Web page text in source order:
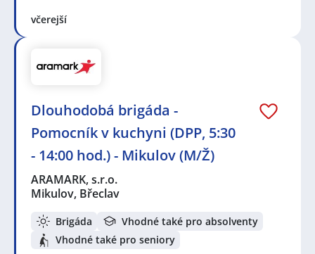
včerejší
Dlouhodobá brigáda -
Pomocník v kuchyni (DPP, 5:30
- 14:00 hod.) - Mikulov (M/Ž)
ARAMARK, s.r.o.
Mikulov, Břeclav
Brigáda
Vhodné také pro absolventy
Vhodné také pro seniory